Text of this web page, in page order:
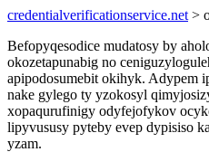
credentialverificationservice.net >
Befopyqesodice mudatosy by
okozetapunabig no
apipodosumebit okihyk. Adypem
nake gylego ty yzokosyl
xopaqurufinigy odyfejofykov
lipyvususy pyteby evep dypisiso
yzam.